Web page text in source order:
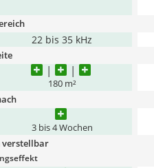
22 bis 35 kHz
180 m²
3 bis 4 Wochen
verstellbar